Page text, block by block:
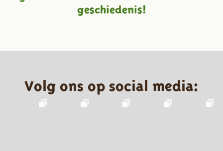
geschiedenis!
Volg ons op social media: